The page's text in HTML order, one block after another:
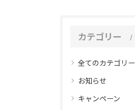
カテゴリー
全てのカテゴリー
お知らせ
キャンペーン